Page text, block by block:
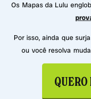
Os Mapas da Lulu
Por isso, ainda que
ou você resolva